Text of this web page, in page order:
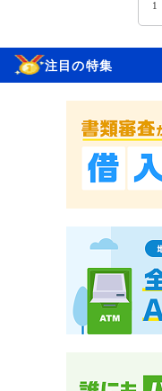
1
注目の特集